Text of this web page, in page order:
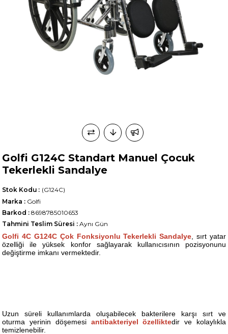
Golfi G124C Standart Manuel Çocuk
Tekerlekli Sandalye
(G124C)
Stok Kodu
Marka : Golfi
Barkod : 8698785010653
Tahmini Teslim Süresi : Aynı Gün
Golfi 4C G124C Çok Fonksiyonlu Tekerlekli Sandalye , sırt yatar
özelliği ile yüksek konfor sağlayarak kullanıcısının pozisyonunu
değiştirme imkanı vermektedir.
Uzun süreli kullanımlarda oluşabilecek bakterilere karşı sırt ve
oturma yerinin döşemesi antibakteriyel özelliktedir ve kolaylıkla
temizlenebilir.